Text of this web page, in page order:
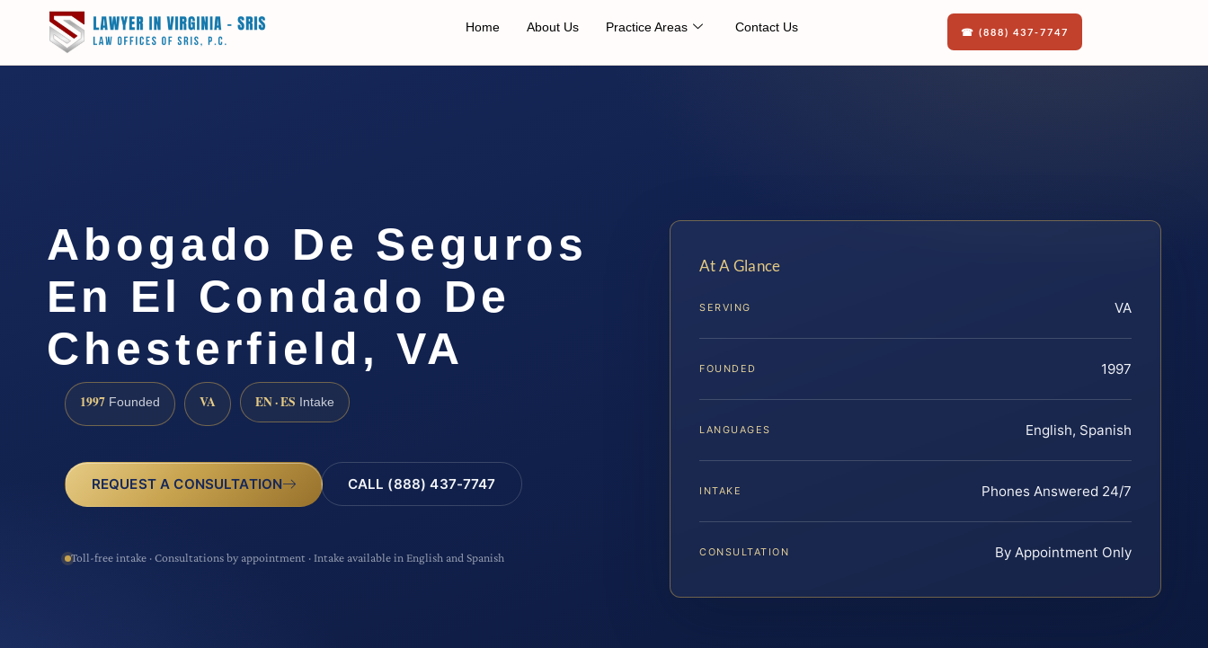
Home About Us Practice Areas Contact Us ☎ (888) 437-7747
Abogado De Seguros
En El Condado De
Chesterfield, VA
1997 Founded VA EN · ES Intake
REQUEST A CONSULTATION CALL (888) 437-7747
Toll-free intake · Consultations by appointment · Intake available in English and Spanish
At A Glance
SERVING VA
FOUNDED 1997
LANGUAGES English, Spanish
INTAKE Phones Answered 24/7
CONSULTATION By Appointment Only